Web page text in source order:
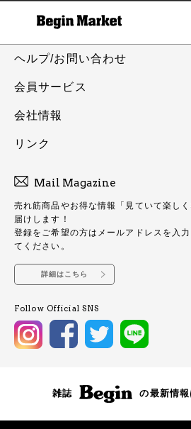
ヘルプ/お問い合わせ
会員サービス
会社情報
リンク
Mail Magazine
売れ筋商品やお得な情報「見ていて楽し
届けします！
登録をご希望の方はメールアドレスを入
てください。
詳細はこちら
Follow Official SNS
雑誌 の最新情